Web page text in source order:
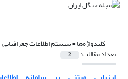
کلیدواژه‌ها =سیستم اطلاعات جغرافیایی
تعداد مقالات: 2